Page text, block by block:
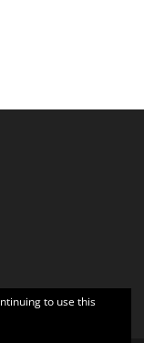
to use this